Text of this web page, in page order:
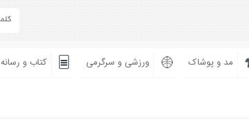
مد و پوشاک ورزشی و سرگرمی کتاب و رسانه